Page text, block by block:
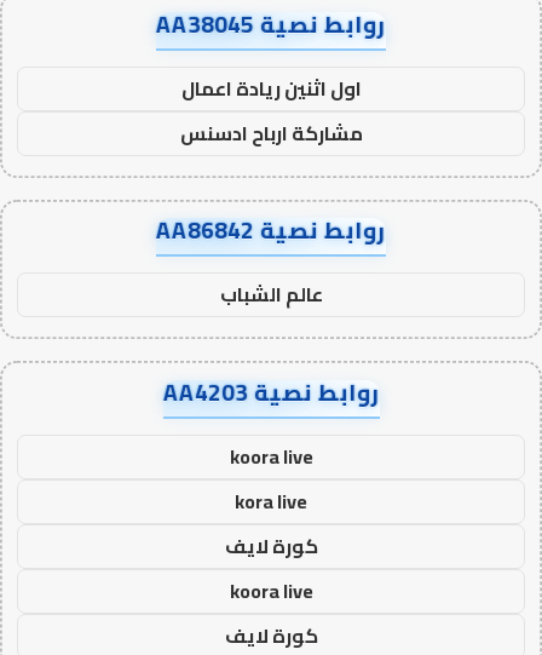
روابط نصية AA38045
اول اثنين ريادة اعمال
مشاركة ارباح ادسنس
روابط نصية AA86842
عالم الشباب
روابط نصية AA4203
koora live
kora live
كورة لايف
koora live
كورة لايف